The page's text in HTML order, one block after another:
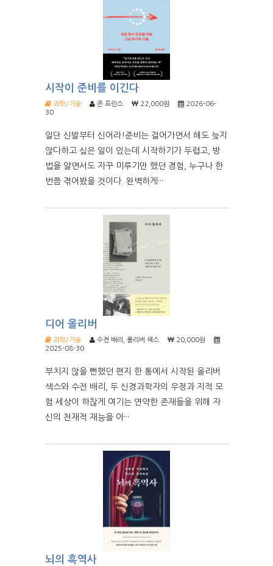
시작이 준비를 이긴다
과학/기술 존 프린스 22,000원
2026-06-
30
일단 신발부터 신어라!준비는 걸어가면서 해도 늦지
않다하고 싶은 일이 있는데 시작하기가 두렵고, 방
법을 알면서도 자꾸 미루기만 했던 경험, 누구나 한
번쯤 겪어봤을 것이다. 완벽하게···
디어 올리버
과학/기술 수전 배리, 올리버 색스
20,000원
2025-08-30
부치지 않을 뻔했던 편지 한 통에서 시작된 올리버
색스와 수전 배리, 두 신경과학자의 우정과 지적 모
험 세상이 하찮게 여기는 연약한 존재들을 위해 자
신의 천재적 재능을 아···
뇌의 흑역사